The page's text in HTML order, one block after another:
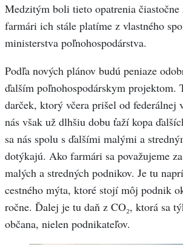
Medzitým boli tieto opatrenia čiastočne
farmári ich stále platíme z vlastného
ministerstva poľnohospodárstva.
Podľa nových plánov budú peniaze
ďalším poľnohospodárskym projektom.
darček, ktorý včera prišel od federálnej
nás však už dlhšiu dobu ťaží kopa
sa nás spolu s ďalšími malými a
dotýkajú. Ako farmári sa považujeme
malých a stredných podnikov. Je tu
cestného mýta, ktoré stojí môj podnik
ročne. Ďalej je tu daň z CO₂, ktorá sa
občana, nielen podnikateľov.